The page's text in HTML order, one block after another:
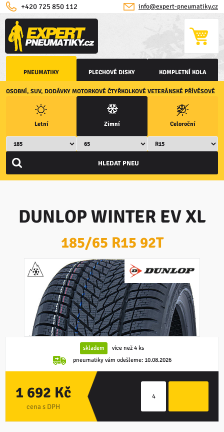
PNEUMATIKY PLECHOVÉ DISKY KOMPLETNÍ KOLA
info@expert-pneumatiky.cz
+420 725 850 112
OSOBNÍ, SUV, DODÁVKY MOTORKOVÉ ČTYŘKOLKOVÉ VETERÁNSKÉ PŘÍVĚSOVÉ
Letní Zimní Celoroční
DUNLOP WINTER EV XL
185/65 R15 92T
skladem
více než 4 ks
pneumatiky vám odešleme:10.08.2026
1 692 Kč
cena s DPH